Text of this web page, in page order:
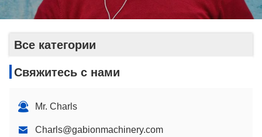
Все категории
Свяжитесь с нами
Mr. Charls
Charls@gabionmachinery.com